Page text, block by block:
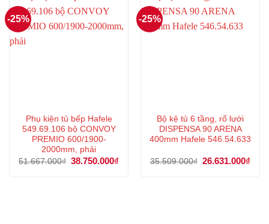
-25%
Phụ kiện tủ bếp Hafele
549.69.106 bộ CONVOY
PREMIO 600/1900-
2000mm, phải
51.667.000₫ Giá
38.750.000₫
-25%
Bộ kệ tủ 6 tầng, rổ lưới
DISPENSA 90 ARENA
400mm Hafele 546.54.633
35.509.000₫ Giá
26.631.000₫